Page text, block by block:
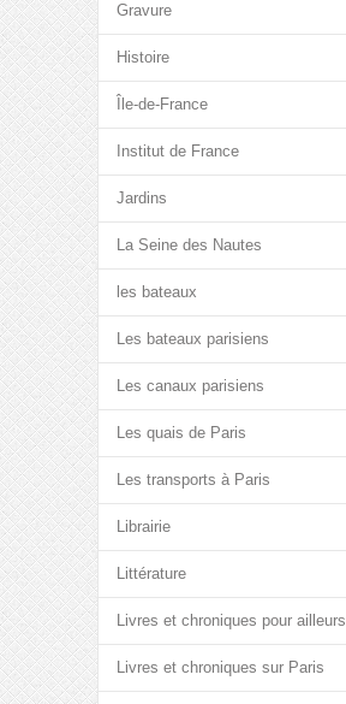
Gravure
Histoire
Île-de-France
Institut de France
Jardins
La Seine des Nautes
les bateaux
Les bateaux parisiens
Les canaux parisiens
Les quais de Paris
Les transports à Paris
Librairie
Littérature
Livres et chroniques pour ailleurs
Livres et chroniques sur Paris